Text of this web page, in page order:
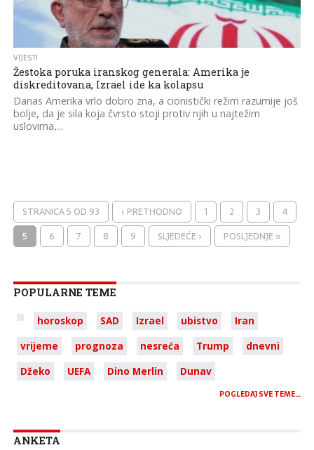
VIJESTI
Žestoka poruka iranskog generala: Amerika je
diskreditovana, Izrael ide ka kolapsu
Danas Amerika vrlo dobro zna, a cionistički režim razumije još
bolje, da je sila koja čvrsto stoji protiv njih u najtežim
uslovima,...
STRANICA 5 OD 93 ‹ PRETHODNO 1 2 3
4
5
6 7 8 9 SLJEDEĆE › POSLJEDNJE »
POPULARNE TEME
horoskop SAD Izrael ubistvo
Iran
vrijeme
prognoza nesreća Trump
dnevni
Džeko
UEFA Dino Merlin Dunav
POGLEDAJ SVE TEME…
ANKETA